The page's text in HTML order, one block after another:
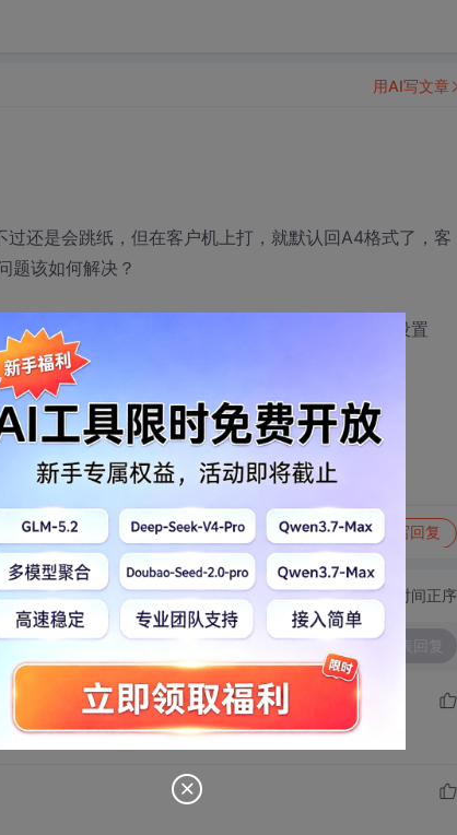
还是会跳纸，但在客户机上打，就默认回A4格式了，客
题该如何解决？
是说自定义报表的长跟宽！如果能自定义，在哪设置
转发到动态 举报 写回复
用AI写文章
切换为时间正序